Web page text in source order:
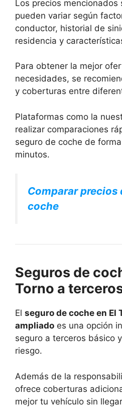
Los precios mencionados
pueden variar según
conductor, historial de
residencia y
Para obtener la mejor
necesidades, se
y coberturas entre
Plataformas como la
realizar comparaciones
seguro de coche de
minutos.
Comparar precios
coche
Seguros de
Torno a
El seguro de coche en El
ampliado es una opción
seguro a terceros básico
riesgo.
Además de la
ofrece coberturas
mejor tu vehículo sin